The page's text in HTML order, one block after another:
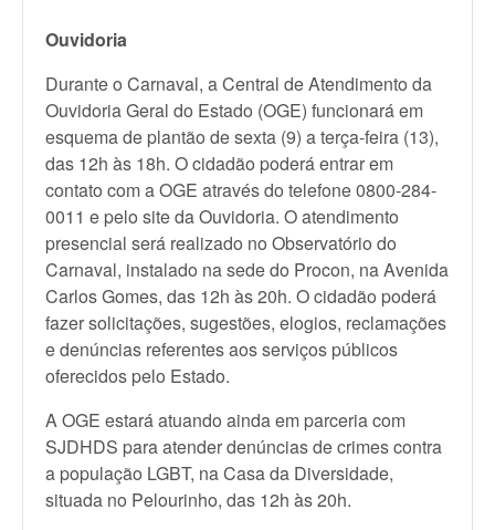
Ouvidoria
Durante o Carnaval, a Central de Atendimento da
Ouvidoria Geral do Estado (OGE) funcionará em
esquema de plantão de sexta (9) a terça-feira (13),
das 12h às 18h. O cidadão poderá entrar em
contato com a OGE através do telefone 0800-284-
0011 e pelo site da Ouvidoria. O atendimento
presencial será realizado no Observatório do
Carnaval, instalado na sede do Procon, na Avenida
Carlos Gomes, das 12h às 20h. O cidadão poderá
fazer solicitações, sugestões, elogios, reclamações
e denúncias referentes aos serviços públicos
oferecidos pelo Estado.
A OGE estará atuando ainda em parceria com
SJDHDS para atender denúncias de crimes contra
a população LGBT, na Casa da Diversidade,
situada no Pelourinho, das 12h às 20h.